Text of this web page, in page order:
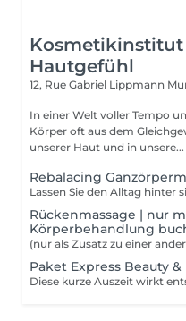
Kosmetikinstitut
Hautgefühl
12, Rue Gabriel Lippmann
In einer Welt voller Tempo
Körper oft aus dem
unserer Haut und in unsere...
Rebalacing
Rückenmassage | nur
Körperbehandlung
Paket Express Beauty &